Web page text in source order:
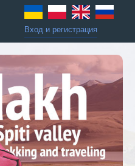
Вход и регистрация